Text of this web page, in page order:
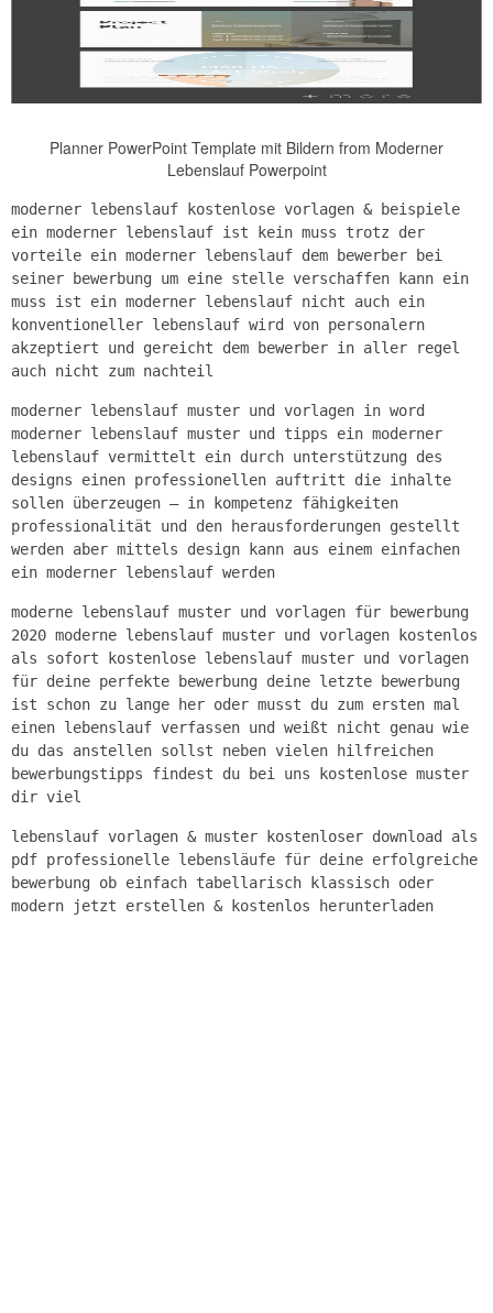
Planner PowerPoint Template mit Bildern from Moderner
Lebenslauf Powerpoint
moderner lebenslauf kostenlose vorlagen & beispiele
ein moderner lebenslauf ist kein muss trotz der
vorteile ein moderner lebenslauf dem bewerber bei
seiner bewerbung um eine stelle verschaffen kann ein
muss ist ein moderner lebenslauf nicht auch ein
konventioneller lebenslauf wird von personalern
akzeptiert und gereicht dem bewerber in aller regel
auch nicht zum nachteil
moderner lebenslauf muster und vorlagen in word
moderner lebenslauf muster und tipps ein moderner
lebenslauf vermittelt ein durch unterstützung des
designs einen professionellen auftritt die inhalte
sollen überzeugen – in kompetenz fähigkeiten
professionalität und den herausforderungen gestellt
werden aber mittels design kann aus einem einfachen
ein moderner lebenslauf werden
moderne lebenslauf muster und vorlagen für bewerbung
2020 moderne lebenslauf muster und vorlagen kostenlos
als sofort kostenlose lebenslauf muster und vorlagen
für deine perfekte bewerbung deine letzte bewerbung
ist schon zu lange her oder musst du zum ersten mal
einen lebenslauf verfassen und weißt nicht genau wie
du das anstellen sollst neben vielen hilfreichen
bewerbungstipps findest du bei uns kostenlose muster
dir viel
lebenslauf vorlagen & muster kostenloser download als
pdf professionelle lebensläufe für deine erfolgreiche
bewerbung ob einfach tabellarisch klassisch oder
modern jetzt erstellen & kostenlos herunterladen